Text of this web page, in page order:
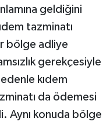
geldiğini
tazminatı
bölge adliye
gerekçesiyle
kıdem
da ödemesi
Aynı konuda bölge